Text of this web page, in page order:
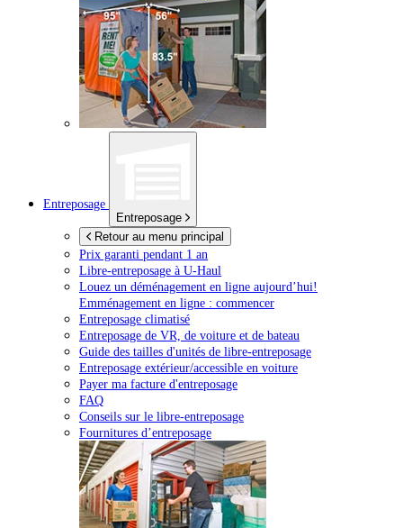
Entreposage
Entreposage
Retour au menu principal
Prix garanti pendant 1 an
Libre-entreposage à U-Haul
Louez un déménagement en ligne aujourd’hui!
Emménagement en ligne : commencer
Entreposage climatisé
Entreposage de VR, de voiture et de bateau
Guide des tailles d'unités de libre-entreposage
Entreposage extérieur/accessible en voiture
Payer ma facture d'entreposage
FAQ
Conseils sur le libre-entreposage
Fournitures d’entreposage